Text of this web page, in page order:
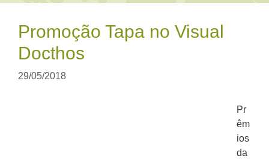
Promoção Tapa no Visual
Docthos
29/05/2018
Pr
êm
ios
da